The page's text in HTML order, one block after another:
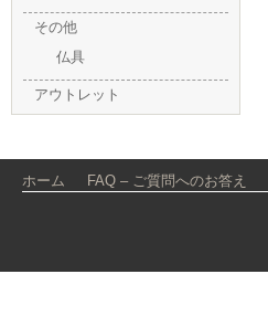
その他
仏具
アウトレット
ホーム FAQ – ご質問へのお答え